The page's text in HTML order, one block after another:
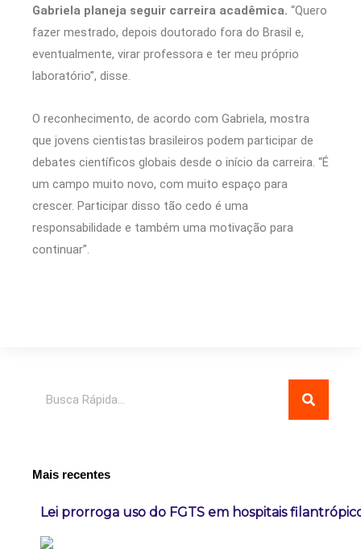
Gabriela planeja seguir carreira acadêmica. “Quero
fazer mestrado, depois doutorado fora do Brasil e,
eventualmente, virar professora e ter meu próprio
laboratório”, disse.
O reconhecimento, de acordo com Gabriela, mostra
que jovens cientistas brasileiros podem participar de
debates científicos globais desde o início da carreira. “É
um campo muito novo, com muito espaço para
crescer. Participar disso tão cedo é uma
responsabilidade e também uma motivação para
continuar”.
Mais recentes
Lei prorroga uso do FGTS em hospitais